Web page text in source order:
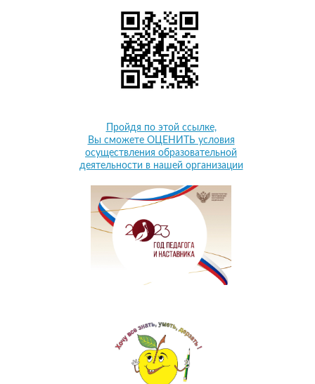
Пройдя по этой ссылке,
Вы сможете ОЦЕНИТЬ условия
осуществления образовательной
деятельности в нашей организации